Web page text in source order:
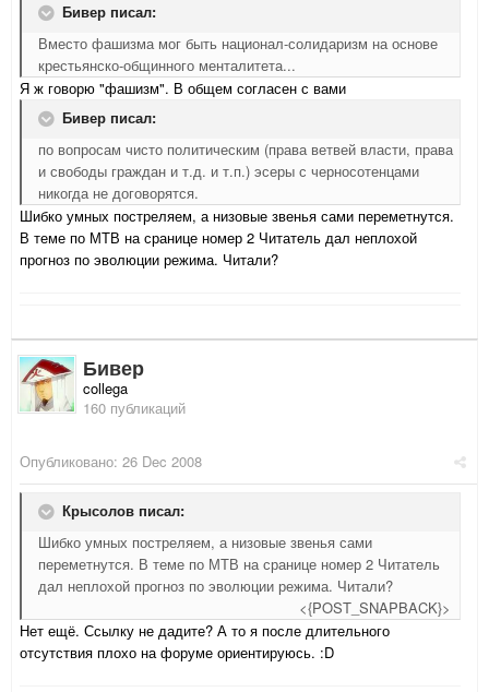
Бивер писал:
Вместо фашизма мог быть национал-солидаризм на основе
крестьянско-общинного менталитета...
Я ж говорю "фашизм". В общем согласен с вами
Бивер писал:
по вопросам чисто политическим (права ветвей власти, права
и свободы граждан и т.д. и т.п.) эсеры с черносотенцами
никогда не договорятся.
Шибко умных постреляем, а низовые звенья сами переметнутся.
В теме по МТВ на сранице номер 2 Читатель дал неплохой
прогноз по эволюции режима. Читали?
Бивер
collega
160 публикаций
Опубликовано: 26 Dec 2008
Крысолов писал:
Шибко умных постреляем, а низовые звенья сами
переметнутся. В теме по МТВ на сранице номер 2 Читатель
дал неплохой прогноз по эволюции режима. Читали?
<{POST_SNAPBACK}>
Нет ещё. Ссылку не дадите? А то я после длительного
отсутствия плохо на форуме ориентируюсь. :D